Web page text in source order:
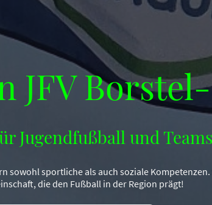
JFV
Jugendfußball und
sowohl sportliche als auch soziale
die den Fußball in der Region prägt!